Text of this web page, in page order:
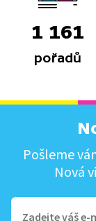
1 161
pořadů
Pošleme
Nová